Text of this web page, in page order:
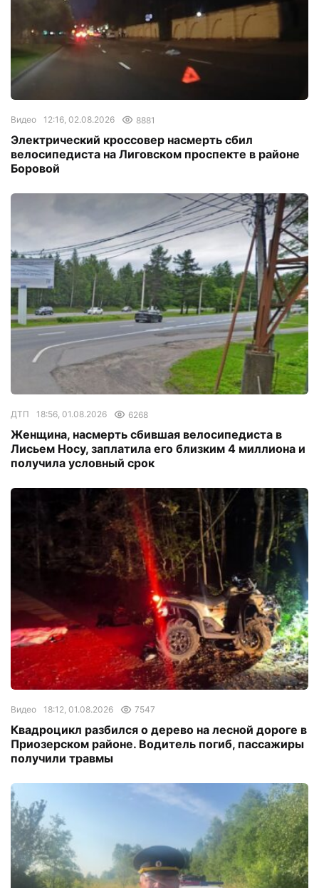
Видео 12:16, 02.08.2026 8881
Электрический кроссовер насмерть сбил
велосипедиста на Лиговском проспекте в районе
Боровой
ДТП 18:56, 01.08.2026 6268
Женщина, насмерть сбившая велосипедиста в
Лисьем Носу, заплатила его близким 4 миллиона и
получила условный срок
Видео 18:12, 01.08.2026 7547
Квадроцикл разбился о дерево на лесной дороге в
Приозерском районе. Водитель погиб, пассажиры
получили травмы